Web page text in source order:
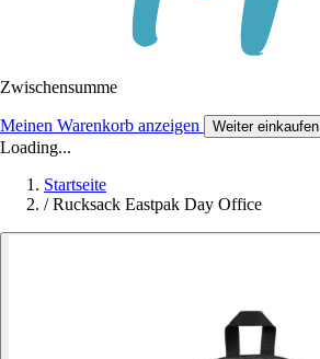
Zwischensumme
Meinen Warenkorb anzeigen Weiter einkaufen
Loading...
Startseite
/ Rucksack Eastpak Day Office